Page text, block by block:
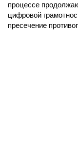
процессе
цифровой
пресечение